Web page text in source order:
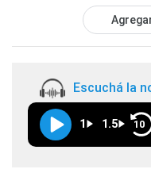
Escuchá la
1 1.5 10